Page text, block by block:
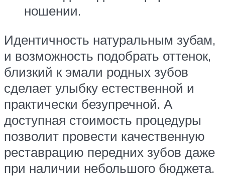
ношении.
Идентичность натуральным зубам,
и возможность подобрать оттенок,
близкий к эмали родных зубов
сделает улыбку естественной и
практически безупречной. А
доступная стоимость процедуры
позволит провести качественную
реставрацию передних зубов даже
при наличии небольшого бюджета.